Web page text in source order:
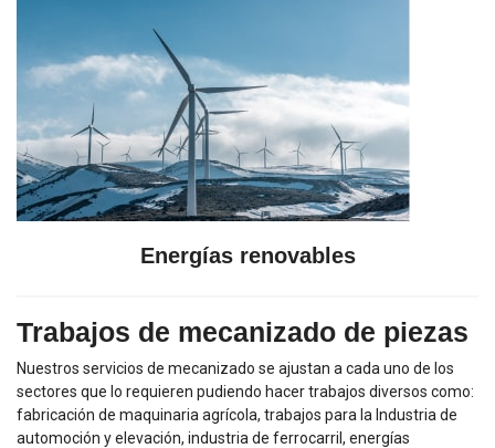
Energías renovables
Trabajos de mecanizado de piezas
Nuestros servicios de mecanizado se ajustan a cada uno de los
sectores que lo requieren pudiendo hacer trabajos diversos como:
fabricación de maquinaria agrícola, trabajos para la Industria de
automoción y elevación, industria de ferrocarril, energías